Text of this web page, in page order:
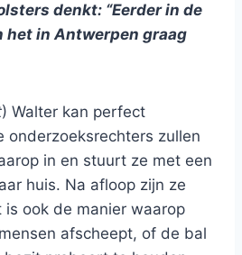
denkt: “Eerder in de
het in Antwerpen graag
) Walter kan perfect
onderzoeksrechters zullen
in en stuurt ze met een
huis. Na afloop zijn ze
is ook de manier waarop
afscheept, of de bal